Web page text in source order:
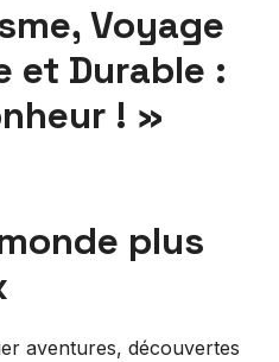
Voyage
et Durable :
! »
plus
aventures, découvertes